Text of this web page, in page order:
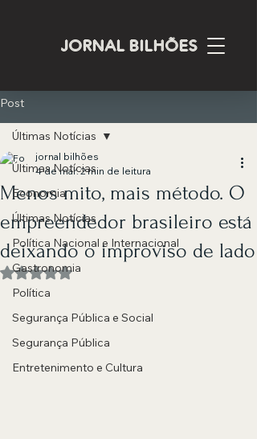
JORNAL BILHÕES
Post
Últimas Notícias
Economia
Últimas Notícias
Política Nacional e Internacional
Gastronomia
Política
Segurança Pública e Social
Segurança Pública
Entretenimento e Cultura
Últimas Notícias
Menos mito, mais método. O
empreendedor brasileiro está
deixando o improviso de lado
jornal bilhões
4 de mar.2 min de leitura
Avaliado com NaN de 5 estrelas.